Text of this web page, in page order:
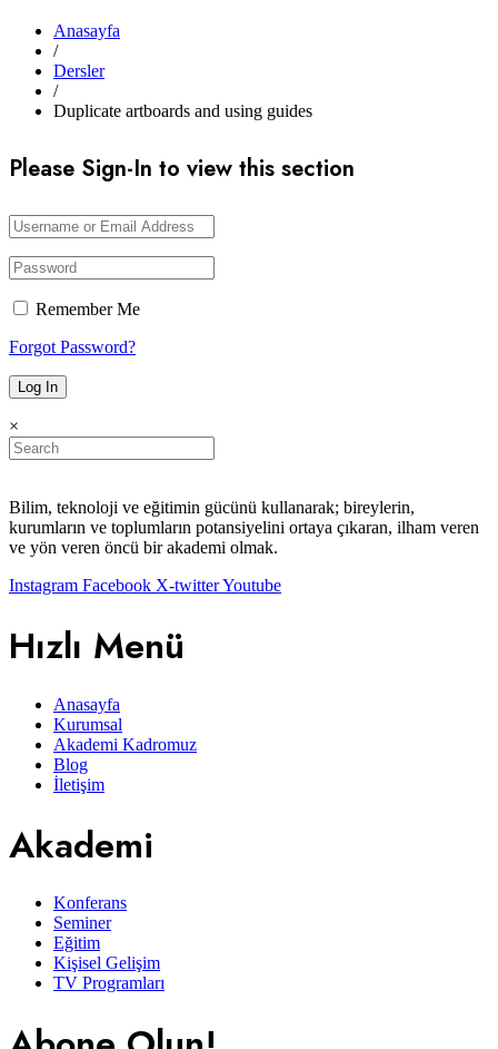
Anasayfa
/
Dersler
/
Duplicate artboards and using guides
Please Sign-In to view this section
Remember Me
Forgot Password?
×
Bilim, teknoloji ve eğitimin gücünü kullanarak; bireylerin,
kurumların ve toplumların potansiyelini ortaya çıkaran, ilham veren
ve yön veren öncü bir akademi olmak.
Instagram Facebook X-twitterYoutube
Hızlı Menü
Anasayfa
Kurumsal
Akademi Kadromuz
Blog
İletişim
Akademi
Konferans
Seminer
Eğitim
Kişisel Gelişim
TV Programları